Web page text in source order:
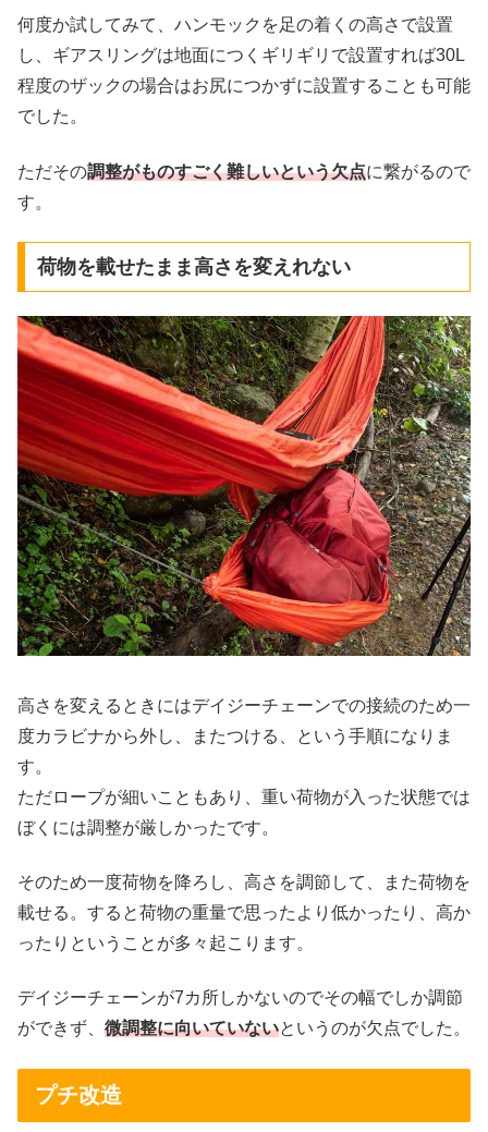
何度か試してみて、ハンモックを足の着くの高さで設置
し、ギアスリングは地面につくギリギリで設置すれば30L
程度のザックの場合はお尻につかずに設置することも可能
でした。
ただその調整がものすごく難しいという欠点に繋がるので
す。
荷物を載せたまま高さを変えれない
高さを変えるときにはデイジーチェーンでの接続のため一
度カラビナから外し、またつける、という手順になりま
す。
ただロープが細いこともあり、重い荷物が入った状態では
ぼくには調整が厳しかったです。
そのため一度荷物を降ろし、高さを調節して、また荷物を
載せる。すると荷物の重量で思ったより低かったり、高か
ったりということが多々起こります。
デイジーチェーンが7カ所しかないのでその幅でしか調節
ができず、 微調整に向いていないというのが欠点でした。
プチ改造